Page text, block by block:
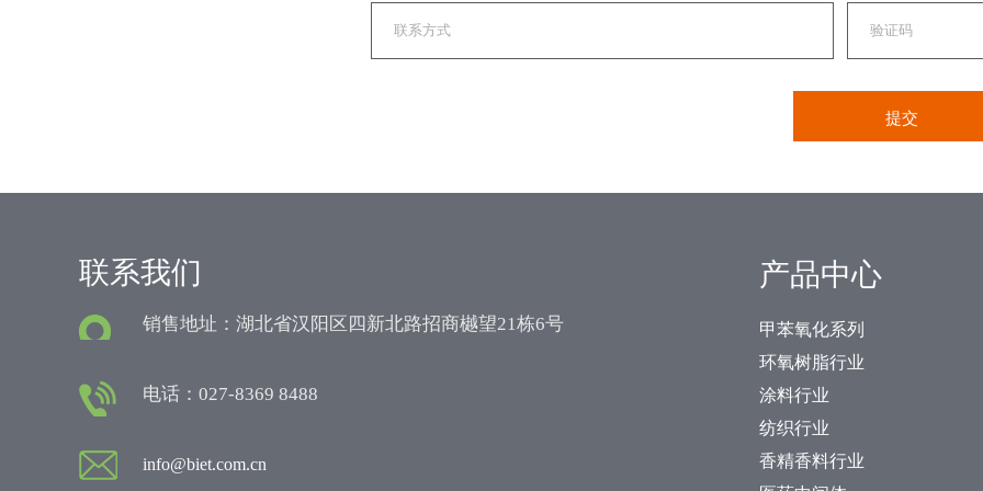
联系我们
销售地址：湖北省汉阳区四新北路招商樾望21栋6号
电话：027-8369 8488
info@biet.com.cn
产品中心
甲苯氧化系列
环氧树脂行业
涂料行业
纺织行业
香精香料行业